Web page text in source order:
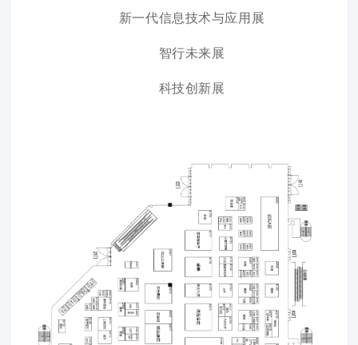
新一代信息技术与应用展
智行未来展
科技创新展